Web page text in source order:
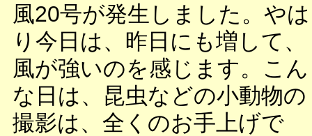
風20号が発生しました。やは
り今日は、昨日にも増して、
風が強いのを感じます。こん
な日は、昆虫などの小動物の
撮影は、全くのお手上げで